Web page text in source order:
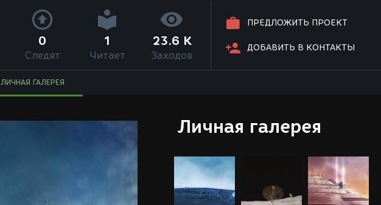
ПРЕДЛОЖИТЬ ПРОЕКТ
ДОБАВИТЬ В КОНТАКТЫ
0
Следят
1
Читает
23.6 K
Заходов
ЛИЧНАЯ ГАЛЕРЕЯ
Личная галерея